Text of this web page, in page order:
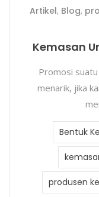
Artikel, Blog,
Kemasan
Promosi
menarik, jika
Bentuk
produsen